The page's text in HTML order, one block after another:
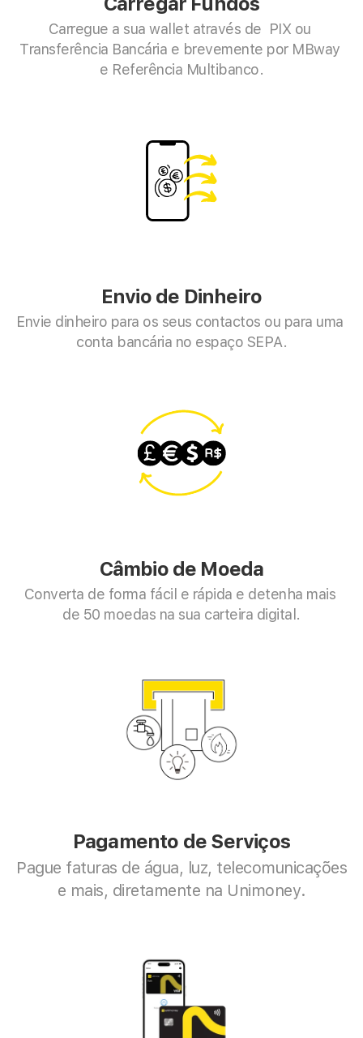
Carregue a sua wallet através de  PIX ou
Transferência Bancária e brevemente por MBway
e Referência Multibanco.
Envio de Dinheiro
Envie dinheiro para os seus contactos ou para uma
conta bancária no espaço SEPA.
Câmbio de Moeda
Converta de forma fácil e rápida e detenha mais
de 50 moedas na sua carteira digital.
Pagamento de Serviços
Pague faturas de água, luz, telecomunicações
e mais, diretamente na Unimoney.